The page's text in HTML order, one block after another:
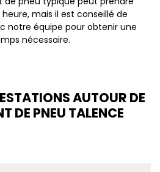
mais il est conseillé de
notre équipe pour obtenir une
nécessaire.
AUTOUR DE
DE PNEU TALENCE